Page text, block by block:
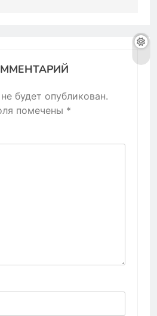
будет опубликован.
помечены *